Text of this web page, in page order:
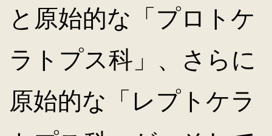
と原始的な「プロトケ
ラトプス科」、さらに
原始的な「レプトケラ